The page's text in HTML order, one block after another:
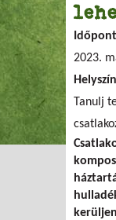
2023.
Tanulj